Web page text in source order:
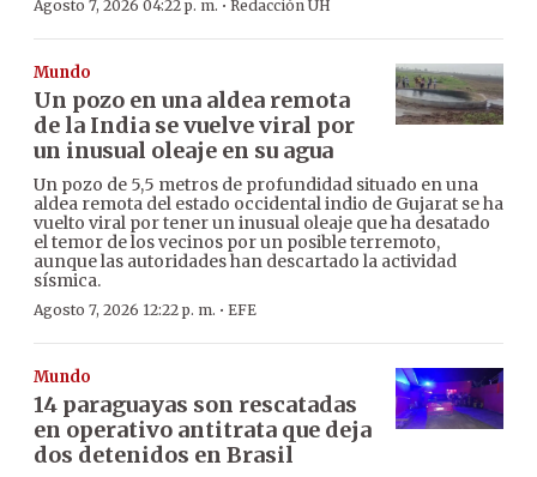
Agosto 7, 2026 04:22 p. m. · Redacción ÚH
Mundo
Un pozo en una aldea remota
de la India se vuelve viral por
un inusual oleaje en su agua
Un pozo de 5,5 metros de profundidad situado en una
aldea remota del estado occidental indio de Gujarat se ha
vuelto viral por tener un inusual oleaje que ha desatado
el temor de los vecinos por un posible terremoto,
aunque las autoridades han descartado la actividad
sísmica.
Agosto 7, 2026 12:22 p. m. · EFE
Mundo
14 paraguayas son rescatadas
en operativo antitrata que deja
dos detenidos en Brasil